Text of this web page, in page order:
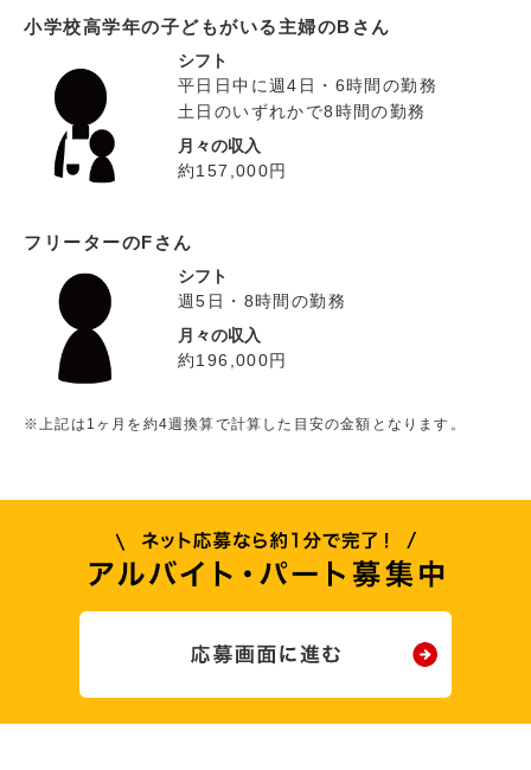
小学校高学年の子どもがいる主婦のBさん
シフト
平日日中に週4日・6時間の勤務
土日のいずれかで8時間の勤務
月々の収入
約157,000円
フリーターのFさん
シフト
週5日・8時間の勤務
月々の収入
約196,000円
※上記は1ヶ月を約4週換算で計算した目安の金額となります。